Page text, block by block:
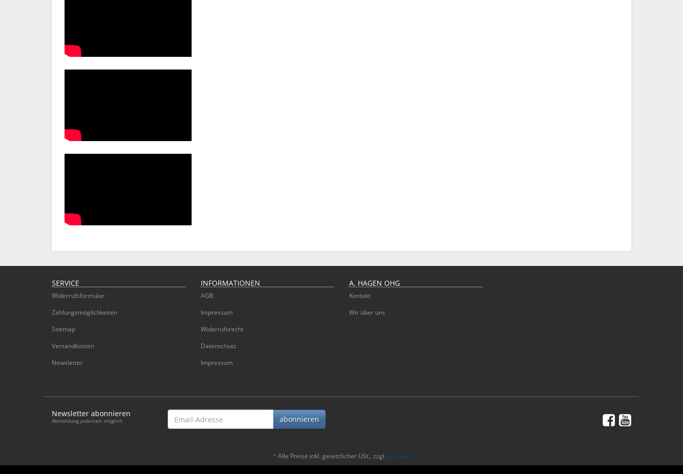
SERVICE
Widerrufsformular
Zahlungsmöglichkeiten
Sitemap
Versandkosten
Newsletter
INFORMATIONEN
AGB
Impressum
Widerrufsrecht
Datenschutz
Impressum
A. HAGEN OHG
Kontakt
Wir über uns
Newsletter abonnieren
Abmeldung jederzeit möglich
Email-
Adresse
abonnieren
* Alle Preise inkl. gesetzlicher USt., zzgl. Versand